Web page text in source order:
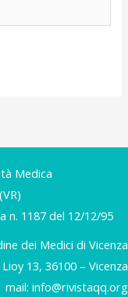
Medica
n. 1187 del 12/12/95
dei Medici di Vicenza
13, 36100 – Vicenza
mail: info@rivistaqq.org